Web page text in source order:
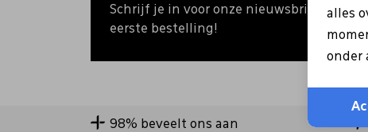
Schrijf je in voor onze nieuwsbrief en
eerste bestelling!
98% beveelt ons aan
alles
onder